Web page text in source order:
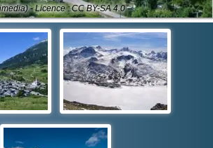
- Licence : CC BY-SA 4.0